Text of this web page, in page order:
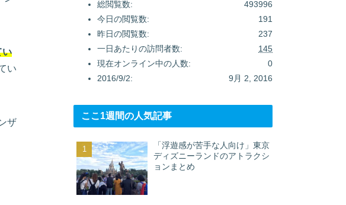
い
い
ザ
493996
総閲覧数:
191
今日の閲覧数:
237
昨日の閲覧数:
145
一日あたりの訪問者数:
0
現在オンライン中の人数:
9月 2, 2016
2016/9/2:
ここ1週間の人気記事
「浮遊感が苦手な人向け」東京
ディズニーランドのアトラクシ
ョンまとめ